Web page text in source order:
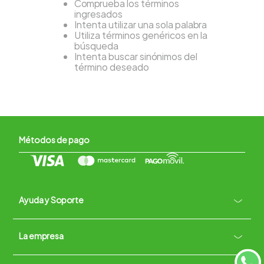
Comprueba los términos
ingresados
Intenta utilizar una sola palabra
Utiliza términos genéricos en la
búsqueda
Intenta buscar sinónimos del
término deseado
Métodos de pago
Ayuda y Soporte +
Contacto vía WhatsApp
Términos y condiciones
La empresa +